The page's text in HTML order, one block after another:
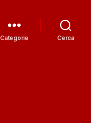
Categorie Cerca